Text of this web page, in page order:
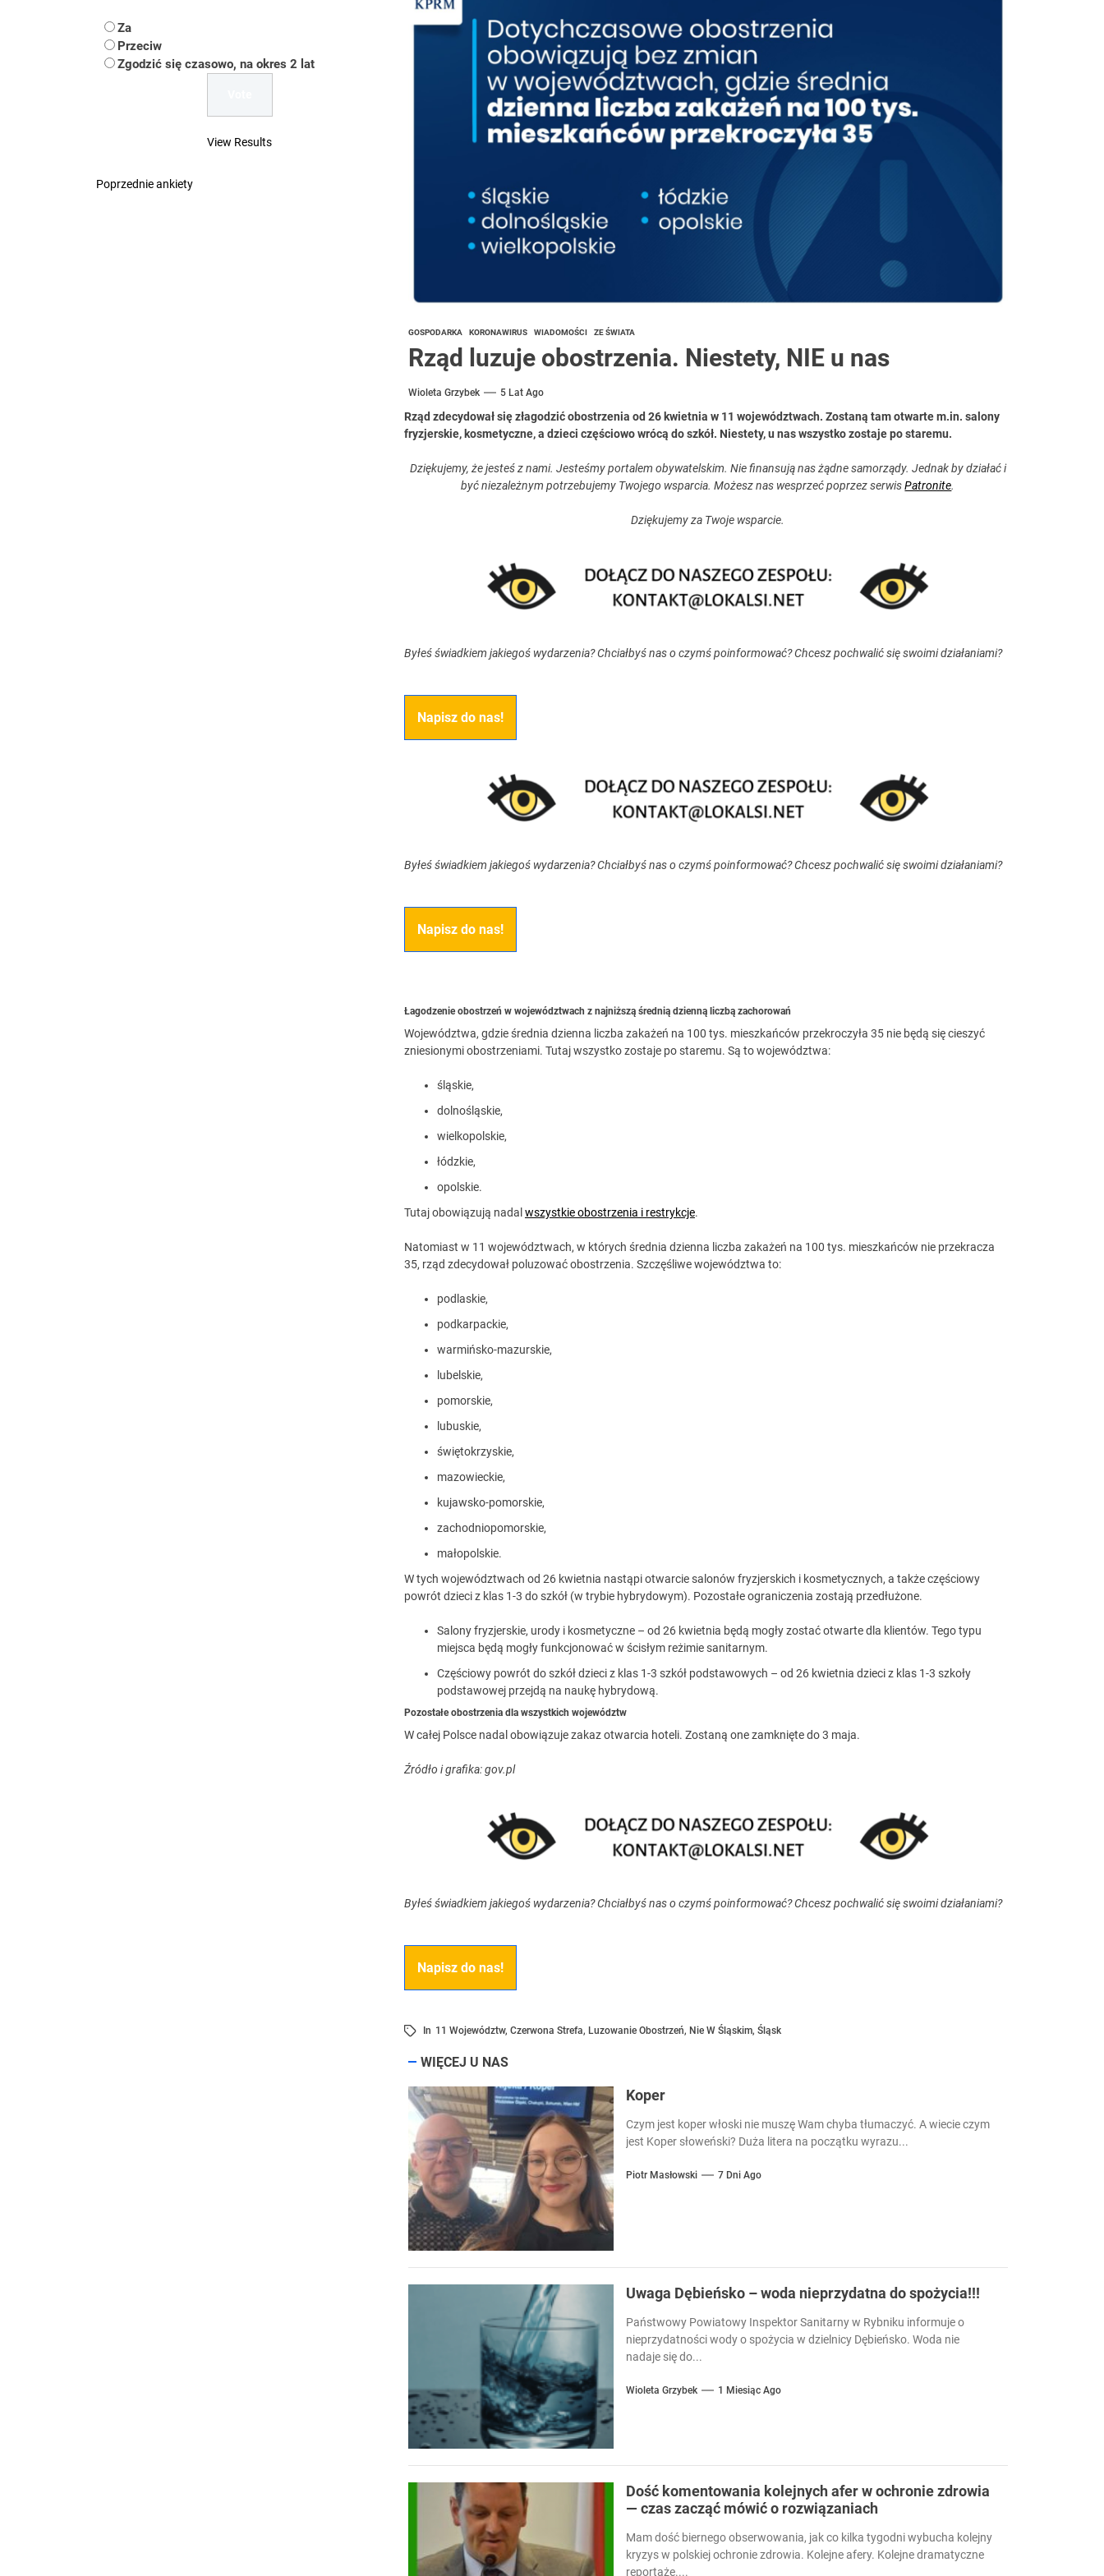
Uwaga Dębieńsko – woda nieprzydatna do spożycia!!!
Ilu mieszkańców ma Rybnik?
GOSPODARKA KORONAWIRUS WIADOMOŚCI ZE ŚWIATA
Rząd luzuje obostrzenia. Niestety, NIE u nas
Wioleta Grzybek 5 Lat Ago
Rząd zdecydował się złagodzić obostrzenia od 26 kwietnia w 11 województwach. Zostaną tam otwarte m.in. salony
fryzjerskie, kosmetyczne, a dzieci częściowo wrócą do szkół. Niestety, u nas wszystko zostaje po staremu.
Dziękujemy, że jesteś z nami. Jesteśmy portalem obywatelskim. Nie finansują nas żądne samorządy. Jednak by działać i
być niezależnym potrzebujemy Twojego wsparcia. Możesz nas wesprzeć poprzez serwisPatronite.
Dziękujemy za Twoje wsparcie.
Byłeś świadkiem jakiegoś wydarzenia? Chciałbyś nas o czymś poinformować? Chcesz pochwalić się swoimi działaniami?
Napisz do nas!
Byłeś świadkiem jakiegoś wydarzenia? Chciałbyś nas o czymś poinformować? Chcesz pochwalić się swoimi działaniami?
Napisz do nas!
Łagodzenie obostrzeń w województwach z najniższą średnią dzienną liczbą zachorowań
Województwa, gdzie średnia dzienna liczba zakażeń na 100 tys. mieszkańców przekroczyła 35 nie będą się cieszyć
zniesionymi obostrzeniami. Tutaj wszystko zostaje po staremu. Są to województwa:
śląskie,
dolnośląskie,
wielkopolskie,
łódzkie,
opolskie.
Tutaj obowiązują nadal wszystkie obostrzenia i restrykcje.
Natomiast w 11 województwach, w których średnia dzienna liczba zakażeń na 100 tys. mieszkańców nie przekracza
35, rząd zdecydował poluzować obostrzenia. Szczęśliwe województwa to:
podlaskie,
podkarpackie,
warmińsko-mazurskie,
lubelskie,
pomorskie,
lubuskie,
świętokrzyskie,
mazowieckie,
kujawsko-pomorskie,
zachodniopomorskie,
małopolskie.
W tych województwach od 26 kwietnia nastąpi otwarcie salonów fryzjerskich i kosmetycznych, a także częściowy
powrót dzieci z klas 1-3 do szkół (w trybie hybrydowym). Pozostałe ograniczenia zostają przedłużone.
Salony fryzjerskie, urody i kosmetyczne – od 26 kwietnia będą mogły zostać otwarte dla klientów. Tego typu
miejsca będą mogły funkcjonować w ścisłym reżimie sanitarnym.
Częściowy powrót do szkół dzieci z klas 1-3 szkół podstawowych – od 26 kwietnia dzieci z klas 1-3 szkoły
podstawowej przejdą na naukę hybrydową.
Pozostałe obostrzenia dla wszystkich województw
W całej Polsce nadal obowiązuje zakaz otwarcia hoteli. Zostaną one zamknięte do 3 maja.
Źródło i grafika: gov.pl
Byłeś świadkiem jakiegoś wydarzenia? Chciałbyś nas o czymś poinformować? Chcesz pochwalić się swoimi działaniami?
Napisz do nas!
In 11 Województw, Czerwona Strefa, Luzowanie Obostrzeń, Nie W Śląskim, Śląsk
WIĘCEJ U NAS
Koper
Czym jest koper włoski nie muszę Wam chyba tłumaczyć. A wiecie czym
jest Koper słoweński? Duża litera na początku wyrazu...
Piotr Masłowski 7 Dni Ago
Uwaga Dębieńsko – woda nieprzydatna do spożycia!!!
Państwowy Powiatowy Inspektor Sanitarny w Rybniku informuje o
nieprzydatności wody o spożycia w dzielnicy Dębieńsko. Woda nie
nadaje się do...
Wioleta Grzybek 1 Miesiąc Ago
Dość komentowania kolejnych afer w ochronie zdrowia
— czas zacząć mówić o rozwiązaniach
Mam dość biernego obserwowania, jak co kilka tygodni wybucha kolejny
kryzys w polskiej ochronie zdrowia. Kolejne afery. Kolejne dramatyczne
reportaże....
Za
Przeciw
Zgodzić się czasowo, na okres 2 lat
View Results
Poprzednie ankiety